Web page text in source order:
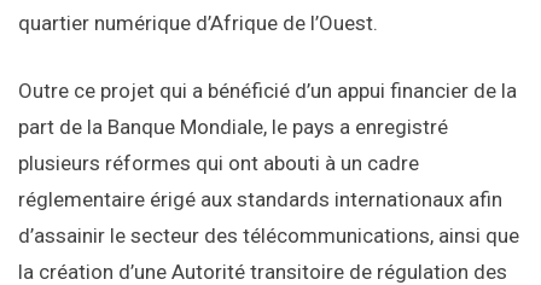
quartier numérique d’Afrique de l’Ouest.
Outre ce projet qui a bénéficié d’un appui financier de la
part de la Banque Mondiale, le pays a enregistré
plusieurs réformes qui ont abouti à un cadre
réglementaire érigé aux standards internationaux afin
d’assainir le secteur des télécommunications, ainsi que
la création d’une Autorité transitoire de régulation des